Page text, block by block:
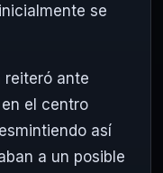
se
reiteró ante
el centro
así
a un posible